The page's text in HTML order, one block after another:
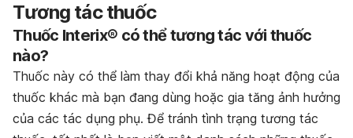
Tương tác thuốc
Thuốc Interix® có thể tương tác với thuốc
nào?
Thuốc này có thể làm thay đổi khả năng hoạt động của
thuốc khác mà bạn đang dùng hoặc gia tăng ảnh hưởng
của các tác dụng phụ. Để tránh tình trạng tương tác